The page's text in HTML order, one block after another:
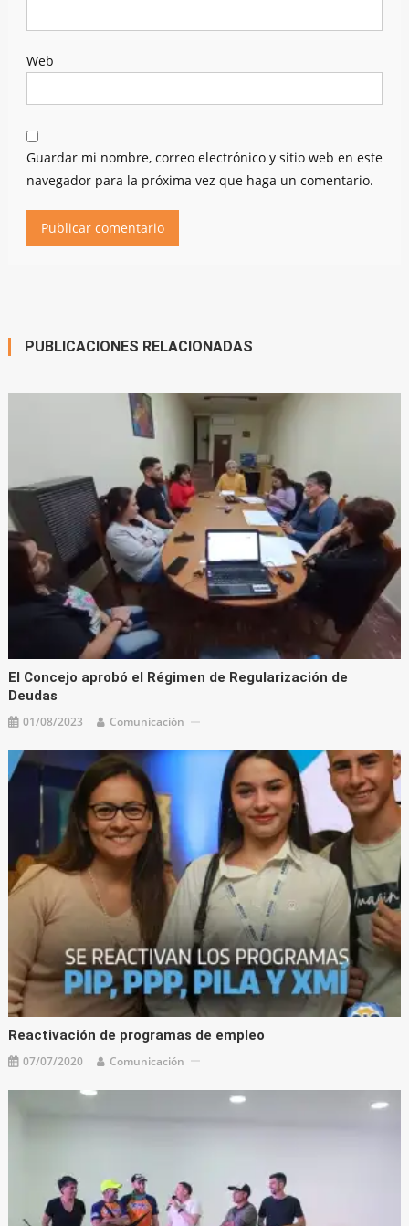
Web
Guardar mi nombre, correo electrónico y sitio web en este
navegador para la próxima vez que haga un comentario.
PUBLICACIONES RELACIONADAS
El Concejo aprobó el Régimen de Regularización de
Deudas
01/08/2023 Comunicación
Reactivación de programas de empleo
07/07/2020 Comunicación